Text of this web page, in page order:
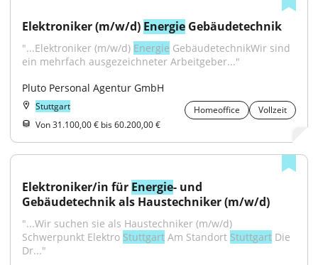
Elektroniker (m/w/d) Energie Gebäudetechnik
"...Elektroniker (m/w/d) Energie GebäudetechnikWir sind
ein mehrfach ausgezeichneter Arbeitgeber..."
Pluto Personal Agentur GmbH
Stuttgart Homeoffice
Vollzeit
Von 31.100,00 € bis 60.200,00 €
Elektroniker/in für Energie- und
Gebäudetechnik als Haustechniker (m/w/d)
"...Wir suchen sie als Haustechniker (m/w/d)
Schwerpunkt Elektro Stuttgart Am Standort Stuttgart Die
Dr..."